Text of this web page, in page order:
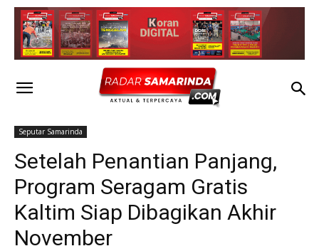
Seputar Samarinda
Setelah Penantian Panjang,
Program Seragam Gratis
Kaltim Siap Dibagikan Akhir
November